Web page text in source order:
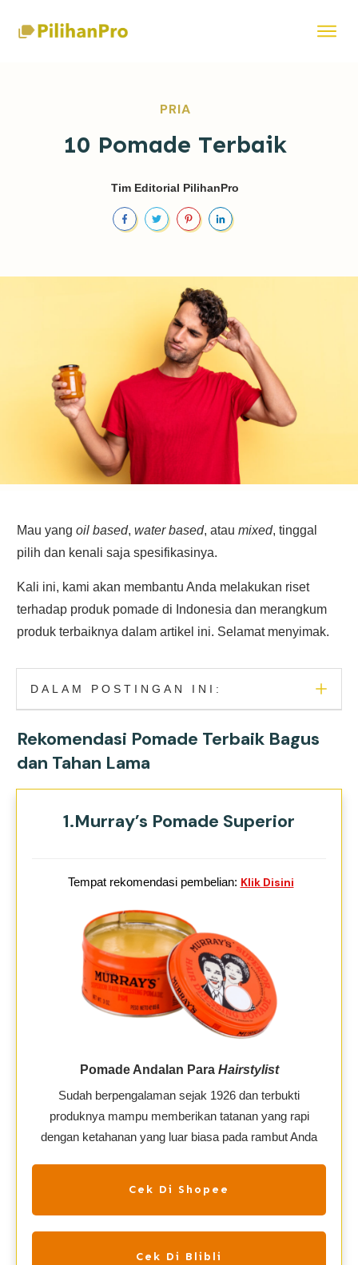
PRIA
10 Pomade Terbaik
Tim Editorial PilihanPro
Mau yang oil based, water based, atau mixed, tinggal
pilih dan kenali saja spesifikasinya.
Kali ini, kami akan membantu Anda melakukan riset
terhadap produk pomade di Indonesia dan merangkum
produk terbaiknya dalam artikel ini. Selamat menyimak.
DALAM POSTINGAN INI:
Rekomendasi Pomade Terbaik Bagus
dan Tahan Lama
1.Murray’s Pomade Superior
Tempat rekomendasi pembelian: Klik Disini
Pomade Andalan Para Hairstylist
Sudah berpengalaman sejak 1926 dan terbukti
produknya mampu memberikan tatanan yang rapi
dengan ketahanan yang luar biasa pada rambut Anda
Cek Di Shopee
Cek Di Blibli